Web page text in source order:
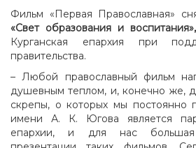
Фильм «Первая Православная»
«Свет образования и воспитания»,
Курганская епархия при
правительства.
– Любой православный фильм
душевным теплом, и, конечно же,
скрепы, о которых мы постоянно
имени А. К. Югова является
епархии, и для нас большая